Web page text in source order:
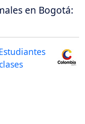
en Bogotá: